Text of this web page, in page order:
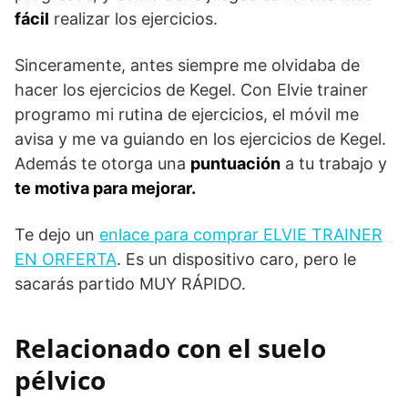
fácil realizar los ejercicios.
Sinceramente, antes siempre me olvidaba de
hacer los ejercicios de Kegel. Con Elvie trainer
programo mi rutina de ejercicios, el móvil me
avisa y me va guiando en los ejercicios de Kegel.
Además te otorga una puntuación a tu trabajo y
te motiva para mejorar.
Te dejo un enlace para comprar ELVIE TRAINER
EN ORFERTA. Es un dispositivo caro, pero le
sacarás partido MUY RÁPIDO.
Relacionado con el suelo
pélvico